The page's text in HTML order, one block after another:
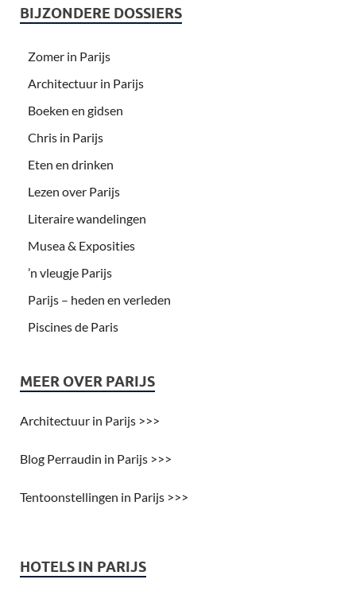
BIJZONDERE DOSSIERS
Zomer in Parijs
Architectuur in Parijs
Boeken en gidsen
Chris in Parijs
Eten en drinken
Lezen over Parijs
Literaire wandelingen
Musea & Exposities
’n vleugje Parijs
Parijs – heden en verleden
Piscines de Paris
MEER OVER PARIJS
Architectuur in Parijs >>>
Blog Perraudin in Parijs >>>
Tentoonstellingen in Parijs >>>
HOTELS IN PARIJS